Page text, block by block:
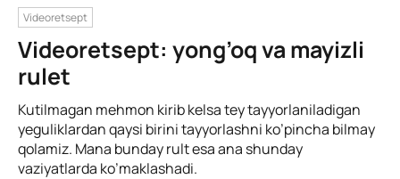
Videoretsept
Videoretsept: yong’oq va mayizli
rulet
Kutilmagan mehmon kirib kelsa tey tayyorlaniladigan
yeguliklardan qaysi birini tayyorlashni ko’pincha bilmay
qolamiz. Mana bunday rult esa ana shunday
vaziyatlarda ko’maklashadi.